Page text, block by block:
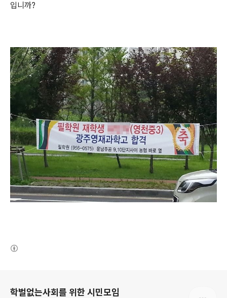
입니까?
학벌없는사회를 위한 시민모임